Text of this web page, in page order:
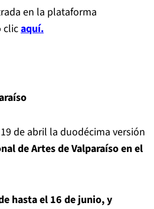
en la plataforma
clicaquí.
de abril la duodécima versión
de Artes de Valparaíso en el
hasta el 16 de junio, y